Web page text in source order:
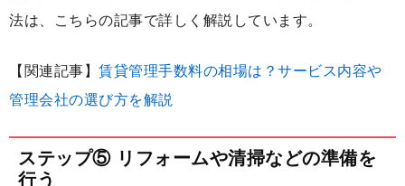
法は、こちらの記事で詳しく解説しています。
【関連記事】 賃貸管理手数料の相場は？サービス内容や
管理会社の選び方を解説
ステップ⑤ リフォームや清掃などの準備を
行う